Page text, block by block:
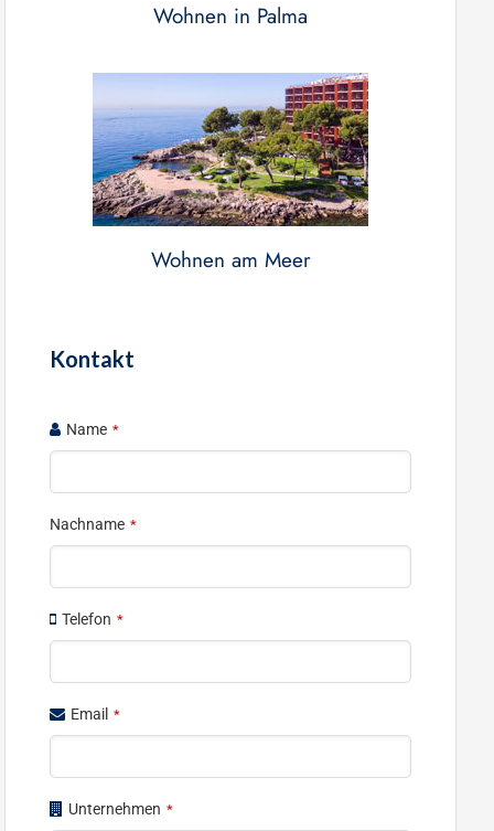
Wohnen in Palma
Wohnen am Meer
Kontakt
Name *
Nachname *
Telefon *
Email *
Unternehmen *